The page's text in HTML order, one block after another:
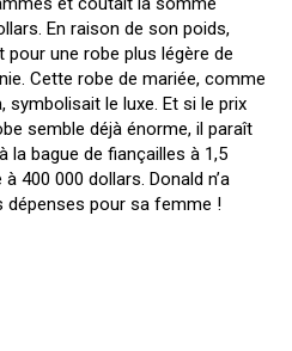
En raison de son poids,
pour une robe plus légère de
Cette robe de mariée, comme
le luxe. Et si le prix
semble déjà énorme, il paraît
la bague de fiançailles à 1,5
400 000 dollars. Donald n’a
dépenses pour sa femme !